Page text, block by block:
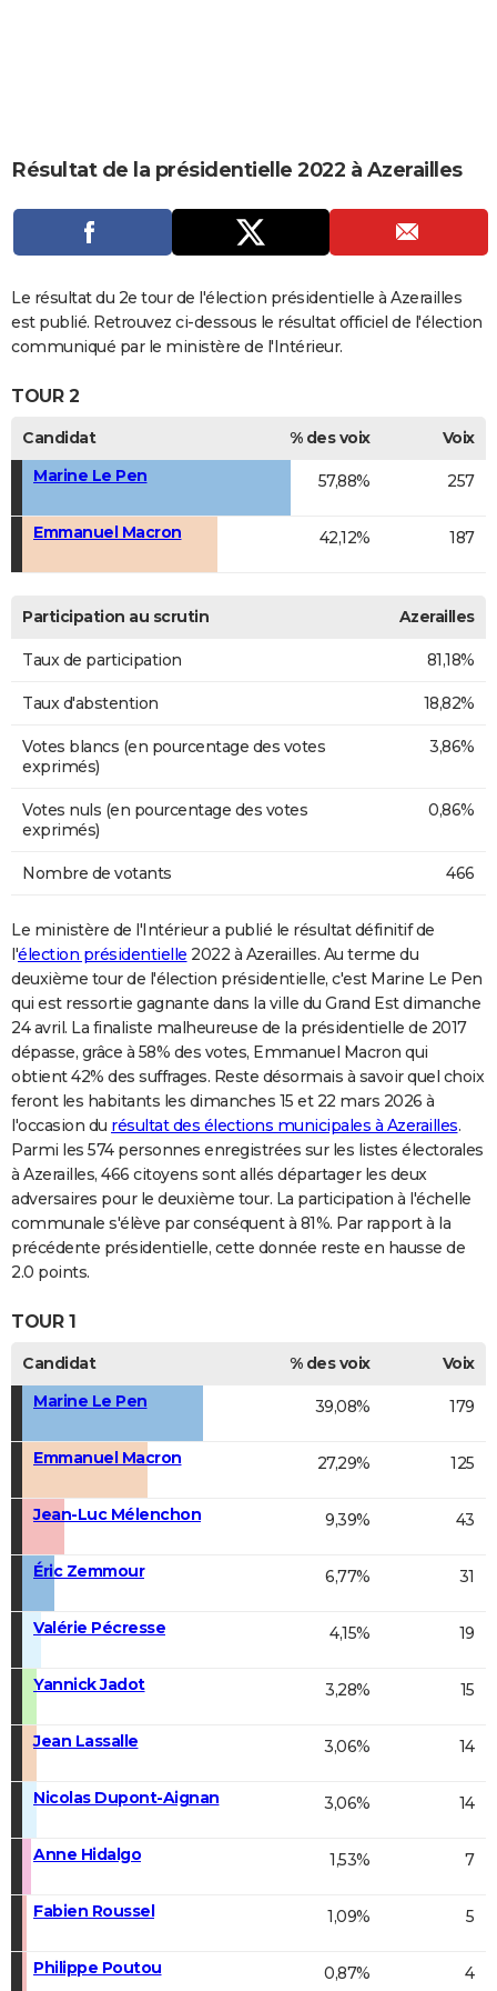
CARTE DE VOEUX
DICTIONNAIRE
Dictionnaire
Biographies
Expressions
Proverbes
PROGRAMME TV
COPAINS D'AVANT
S'inscrire
Se connecter
Lycées
Collèges
Primaires
Universités
Entreprises
Service militaire
Avis de recherche
AVIS DE DÉCÈS
FORUM
Bricolage
Culture
Television
Voyage
Résultat de la présidentielle 2022 à Azerailles
Le résultat du 2e tour de l'élection présidentielle à Azerailles
est publié. Retrouvez ci-dessous le résultat officiel de l'élection
communiqué par le ministère de l'Intérieur.
TOUR 2
Candidat % des voix
Voix
Marine Le Pen
57,88% 257
Emmanuel Macron 42,12% 187
Participation au scrutin Azerailles
Taux de participation 81,18%
Taux d'abstention 18,82%
Votes blancs (en pourcentage des votes
exprimés)
3,86%
Votes nuls (en pourcentage des votes
exprimés)
0,86%
Nombre de votants 466
Le ministère de l'Intérieur a publié le résultat définitif de
l'élection présidentielle 2022 à Azerailles. Au terme du
deuxième tour de l'élection présidentielle, c'est Marine Le Pen
qui est ressortie gagnante dans la ville du Grand Est dimanche
24 avril. La finaliste malheureuse de la présidentielle de 2017
dépasse, grâce à 58% des votes, Emmanuel Macron qui
obtient 42% des suffrages. Reste désormais à savoir quel choix
feront les habitants les dimanches 15 et 22 mars 2026 à
l'occasion du résultat des élections municipales à Azerailles.
Parmi les 574 personnes enregistrées sur les listes électorales
à Azerailles, 466 citoyens sont allés départager les deux
adversaires pour le deuxième tour. La participation à l'échelle
communale s'élève par conséquent à 81%. Par rapport à la
précédente présidentielle, cette donnée reste en hausse de
2.0 points.
TOUR 1
Candidat % des voix
Voix
Marine Le Pen
39,08% 179
Emmanuel Macron 27,29% 125
Jean-Luc Mélenchon 9,39% 43
Éric Zemmour 6,77% 31
Valérie Pécresse 4,15% 19
Yannick Jadot 3,28% 15
Jean Lassalle 3,06% 14
Nicolas Dupont-Aignan 3,06% 14
Anne Hidalgo 1,53% 7
Fabien Roussel 1,09% 5
Philippe Poutou 0,87% 4